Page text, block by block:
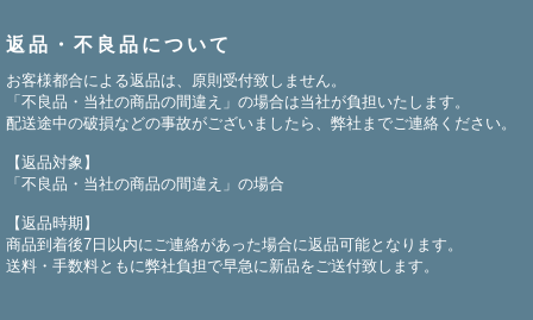
返品・不良品について
お客様都合による返品は、原則受付致しません。
「不良品・当社の商品の間違え」の場合は当社が負担いたします。
配送途中の破損などの事故がございましたら、弊社までご連絡ください。
【返品対象】
「不良品・当社の商品の間違え」の場合
【返品時期】
商品到着後7日以内にご連絡があった場合に返品可能となります。
送料・手数料ともに弊社負担で早急に新品をご送付致します。